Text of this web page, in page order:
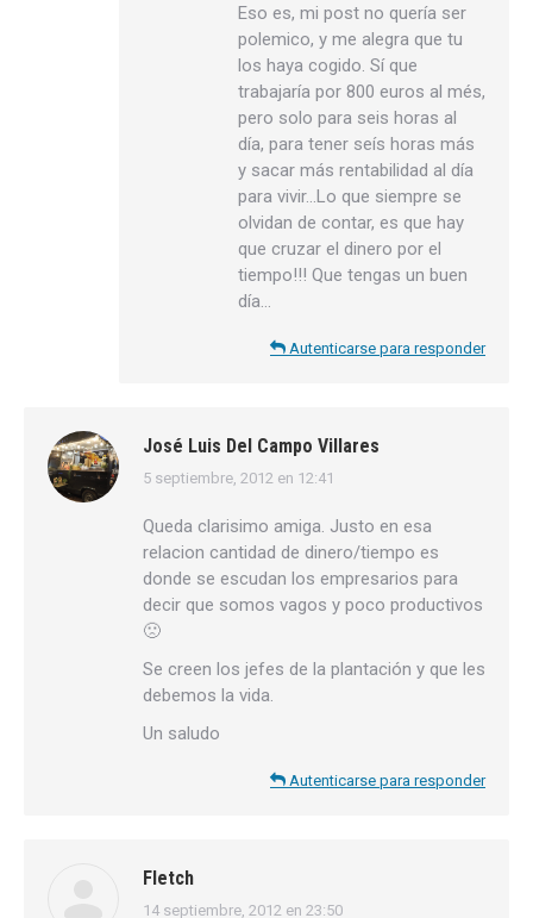
Eso es, mi post no quería ser
polemico, y me alegra que tu
los haya cogido. Sí que
trabajaría por 800 euros al més,
pero solo para seis horas al
día, para tener seís horas más
y sacar más rentabilidad al día
para vivir…Lo que siempre se
olvidan de contar, es que hay
que cruzar el dinero por el
tiempo!!! Que tengas un buen
día…
Autenticarse para responder
José Luis Del Campo Villares
dice:
5 septiembre, 2012 en 12:41
Queda clarisimo amiga. Justo en esa
relacion cantidad de dinero/tiempo es
donde se escudan los empresarios para
decir que somos vagos y poco productivos
🙁
Se creen los jefes de la plantación y que les
debemos la vida.
Un saludo
Autenticarse para responder
Fletch
14 septiembre, 2012 en 23:50